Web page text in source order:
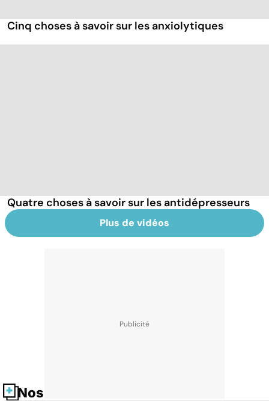
Cinq choses à savoir sur les anxiolytiques
Quatre choses à savoir sur les antidépresseurs
Plus de vidéos
Nos fiches santé